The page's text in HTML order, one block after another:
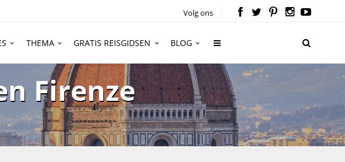
Volg ons
THEMA GRATIS REISGIDSEN BLOG
Firenze